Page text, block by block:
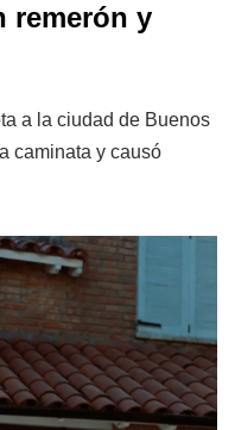
remerón y
a la ciudad de Buenos
caminata y causó